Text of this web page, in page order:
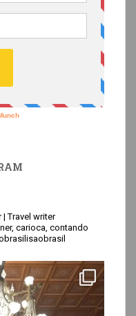
Travel writer
carioca, contando